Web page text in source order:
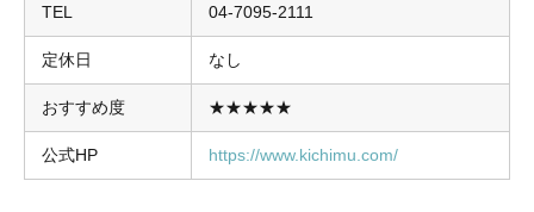
TEL 04-7095-2111
定休日 なし
おすすめ度 ★★★★★
公式HP https://www.kichimu.com/